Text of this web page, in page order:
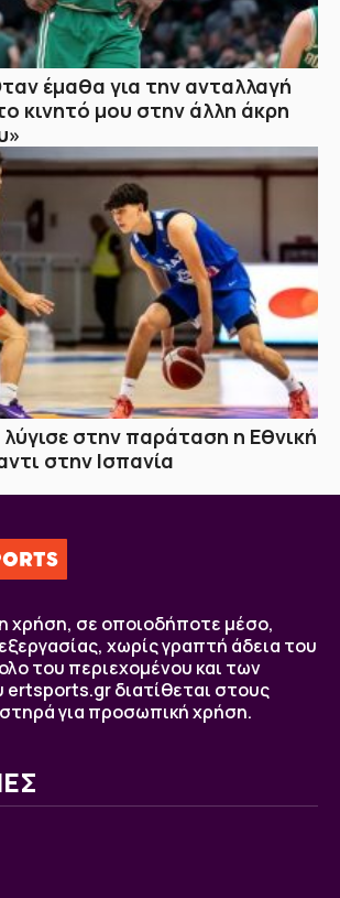
έμαθα για την ανταλλαγή
κινητό μου στην άλλη άκρη
στην παράταση η Εθνική
στην Ισπανία
χρήση, σε οποιοδήποτε μέσο,
χωρίς γραπτή άδεια του
του περιεχομένου και των
διατίθεται στους
για προσωπική χρήση.